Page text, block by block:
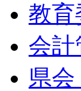
教育
会計
県